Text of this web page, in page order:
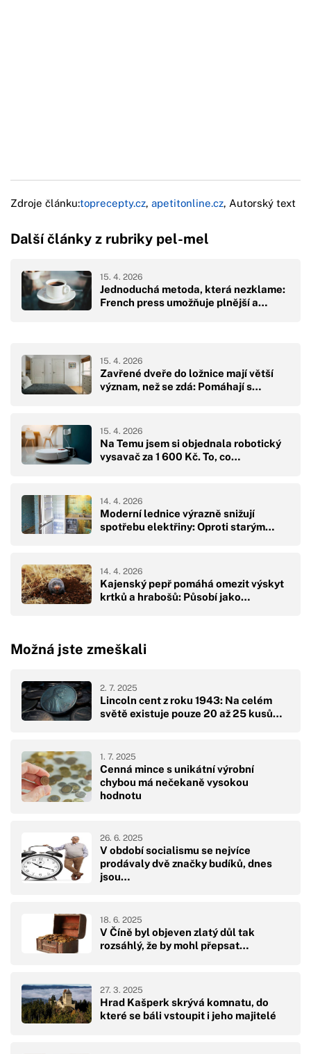
Zdroje článku:toprecepty.cz, apetitonline.cz, Autorský text
Další články z rubriky pel-mel
Jednoduchá metoda, která nezklame:
French press umožňuje plnější a…
15. 4. 2026
Zavřené dveře do ložnice mají větší
význam, než se zdá: Pomáhají s…
15. 4. 2026
Na Temu jsem si objednala robotický
vysavač za 1 600 Kč. To, co…
15. 4. 2026
Moderní lednice výrazně snižují
spotřebu elektřiny: Oproti starým…
14. 4. 2026
Kajenský pepř pomáhá omezit výskyt
krtků a hrabošů: Působí jako…
14. 4. 2026
Možná jste zmeškali
Lincoln cent z roku 1943: Na celém
světě existuje pouze 20 až 25 kusů…
2. 7. 2025
Cenná mince s unikátní výrobní
chybou má nečekaně vysokou
hodnotu
1. 7. 2025
V období socialismu se nejvíce
prodávaly dvě značky budíků, dnes
jsou…
26. 6. 2025
V Číně byl objeven zlatý důl tak
rozsáhlý, že by mohl přepsat…
18. 6. 2025
Hrad Kašperk skrývá komnatu, do
které se báli vstoupit i jeho majitelé
27. 3. 2025